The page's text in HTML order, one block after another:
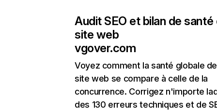
Audit SEO et bilan de santé
site web
vgover.com
Voyez comment la santé globale
site web se compare à celle de la
concurrence. Corrigez n'importe
des 130 erreurs techniques et de